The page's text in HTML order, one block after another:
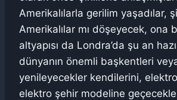
Amerikalılarla gerilim yaşadılar,
Amerikalılar mı döşeyecek, ona
altyapısı da Londra’da şu an
dünyanın önemli başkentleri
yenileyecekler kendilerini,
elektro şehir modeline